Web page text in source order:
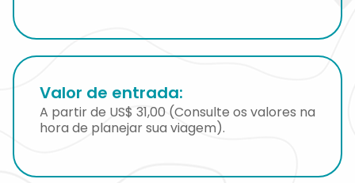
Valor de entrada:
A partir de US$ 31,00 (Consulte os valores na
hora de planejar sua viagem).